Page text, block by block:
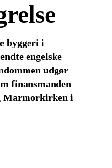
byggeri i
engelske
udgør
finansmanden
Marmorkirken i